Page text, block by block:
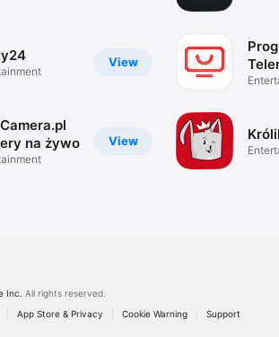
View
View
na żywo
Inc. All rights reserved.
App Store & Privacy Cookie Warning Support